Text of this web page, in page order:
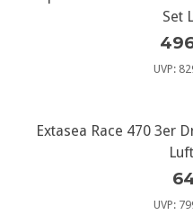
Set
UVP:
Extasea Race 470 3er
UVP: